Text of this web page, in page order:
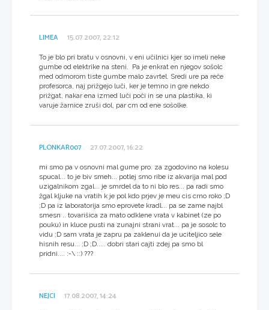
LIMEA 15.07.2007, 22:12
To je blo pri bratu v osnovni, v eni učilnici kjer so imeli neke
gumbe od elektrike na steni. Pa je enkrat en njegov sošolc
med odmorom tiste gumbe malo zavrtel. Sredi ure pa reče
profesorca, naj prižgejo luči, ker je temno in gre nekdo
prižgat, nakar ena izmed luči poči in se una plastika, ki
varuje žarnice zruši dol, par cm od ene sošolke.
PLONKAR007 27.07.2007, 16:22
mi smo pa v osnovni mal gume pro. za zgodovino na kolesu
spucal... to je biv smeh... potlej smo ribe iz akvarija mal pod
uzigalnikom zgal... je smrdel da to ni blo res... pa radi smo
žgal kljuke na vratih k je pol kdo prjev je meu cis crno roko ;D
;D pa iz laboratorija smo eprovete kradl... pa se zame najbl
smesn .. tovarišica za mato odklene vrata v kabinet (ze po
pouku) in kluce pusti na zunajni strani vrat... pa je sosolc to
vidu ;D sam vrata je zapru pa zaklenui da je uciteljico sele
hisnih resu... ;D ;D..... dobri stari cajti zdej pa smo bl
pridni.... :-\ ::) ???
NEJCI 17.08.2007, 14:24